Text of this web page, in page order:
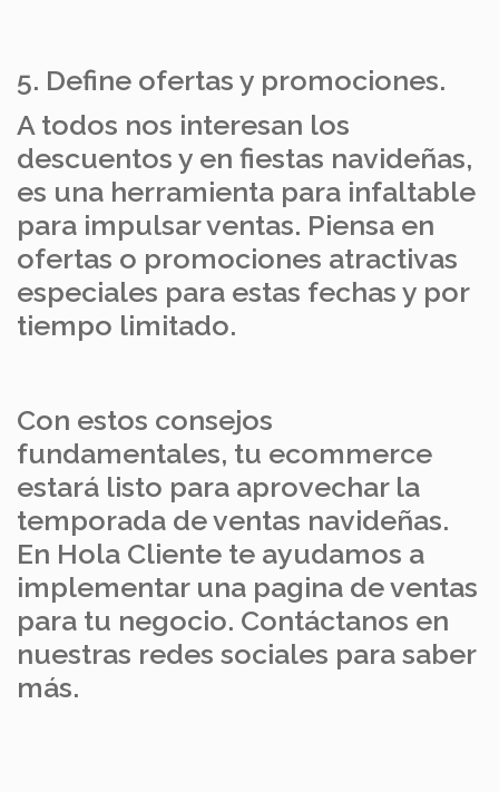
5. Define ofertas y promociones.
A todos nos interesan los
descuentos y en fiestas navideñas,
es una herramienta para infaltable
para impulsar ventas. Piensa en
ofertas o promociones atractivas
especiales para estas fechas y por
tiempo limitado.
Con estos consejos
fundamentales, tu ecommerce
estará listo para aprovechar la
temporada de ventas navideñas.
En Hola Cliente te ayudamos a
implementar una pagina de ventas
para tu negocio. Contáctanos en
nuestras redes sociales para saber
más.